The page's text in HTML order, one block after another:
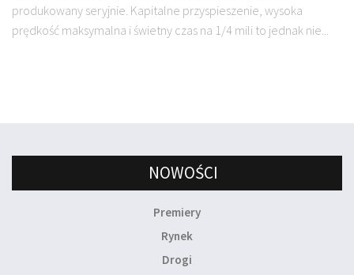
produkowany seryjnie. Kapitalne przyspieszenie, wysoka
prędkość maksymalna i świetny czas na 1/4 mili to jednak nie...
NOWOŚCI
Premiery
Rynek
Drogi